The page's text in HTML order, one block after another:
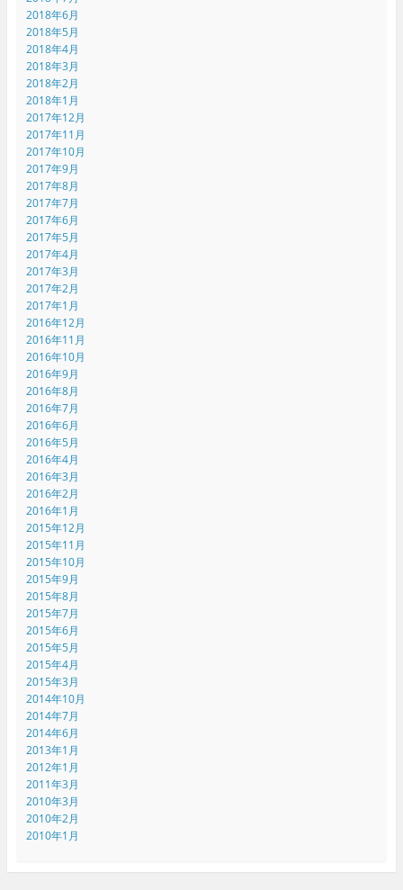
2018年6月
2018年5月
2018年4月
2018年3月
2018年2月
2018年1月
2017年12月
2017年11月
2017年10月
2017年9月
2017年8月
2017年7月
2017年6月
2017年5月
2017年4月
2017年3月
2017年2月
2017年1月
2016年12月
2016年11月
2016年10月
2016年9月
2016年8月
2016年7月
2016年6月
2016年5月
2016年4月
2016年3月
2016年2月
2016年1月
2015年12月
2015年11月
2015年10月
2015年9月
2015年8月
2015年7月
2015年6月
2015年5月
2015年4月
2015年3月
2014年10月
2014年7月
2014年6月
2013年1月
2012年1月
2011年3月
2010年3月
2010年2月
2010年1月